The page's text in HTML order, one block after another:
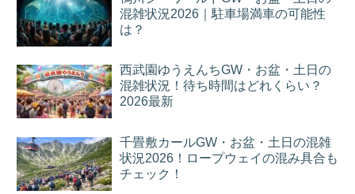
混雑状況2026｜駐車場満車の可能性
は？
西武園ゆうえんちGW・お盆・土日の
混雑状況！待ち時間はどれくらい？
2026最新
千畳敷カールGW・お盆・土日の混雑
状況2026！ロープウェイの混み具合も
チェック！